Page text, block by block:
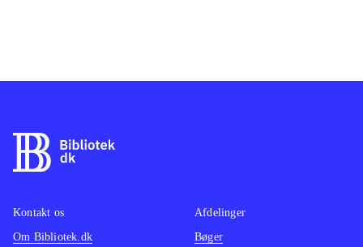
Kontakt os
Om Bibliotek.dk
Afdelinger
Bøger